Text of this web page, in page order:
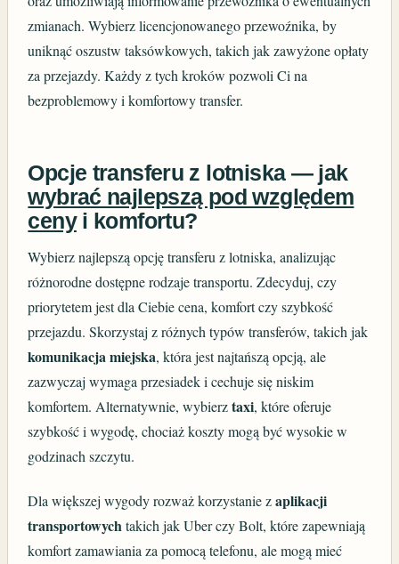
zmianach. Wybierz licencjonowanego przewoźnika, by
uniknąć oszustw taksówkowych, takich jak zawyżone opłaty
za przejazdy. Każdy z tych kroków pozwoli Ci na
bezproblemowy i komfortowy transfer.
Opcje transferu z lotniska — jak
wybrać najlepszą pod względem
cenyi komfortu?
Wybierz najlepszą opcję transferu z lotniska, analizując
różnorodne dostępne rodzaje transportu. Zdecyduj, czy
priorytetem jest dla Ciebie cena, komfort czy szybkość
przejazdu. Skorzystaj z różnych typów transferów, takich jak
komunikacja miejska, która jest najtańszą opcją, ale
zazwyczaj wymaga przesiadek i cechuje się niskim
komfortem. Alternatywnie, wybierztaxi, które oferuje
szybkość i wygodę, chociaż koszty mogą być wysokie w
godzinach szczytu.
Dla większej wygody rozważ korzystanie zaplikacji
transportowychtakich jak Uber czy Bolt, które zapewniają
komfort zamawiania za pomocą telefonu, ale mogą mieć